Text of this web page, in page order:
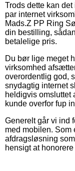
Trods dette kan
par internet
Mads.Z PP Ring
din bestilling,
betalelige pris.
Du bør lige meget
virksomhed
overordentlig god,
snydagtig internet
heldigvis omsluttet
kunde overfor fup
Generelt går vi ind
med mobilen. Som
afdragsløsning
hensigt at